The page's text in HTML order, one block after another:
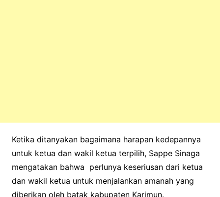
Ketika ditanyakan bagaimana harapan kedepannya
untuk ketua dan wakil ketua terpilih, Sappe Sinaga
mengatakan bahwa perlunya keseriusan dari ketua
dan wakil ketua untuk menjalankan amanah yang
diberikan oleh batak kabupaten Karimun.